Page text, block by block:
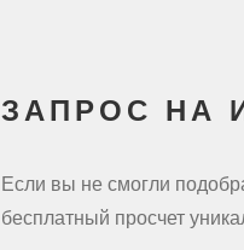
ЗАПРОС НА
Если вы не смогли
бесплатный просчет